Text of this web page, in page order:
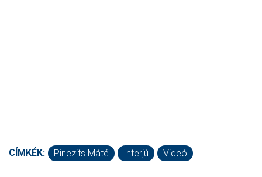
CÍMKÉK: Pinezits Máté Interjú Videó